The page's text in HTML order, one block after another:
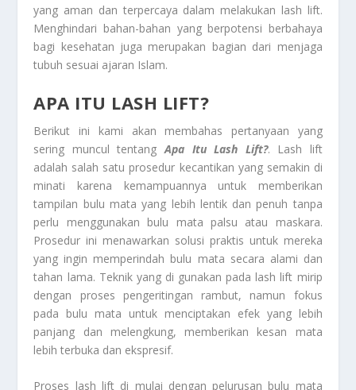
yang aman dan terpercaya dalam melakukan lash lift.
Menghindari bahan-bahan yang berpotensi berbahaya
bagi kesehatan juga merupakan bagian dari menjaga
tubuh sesuai ajaran Islam.
APA ITU LASH LIFT?
Berikut ini kami akan membahas pertanyaan yang
sering muncul tentangApa Itu Lash Lift?. Lash lift
adalah salah satu prosedur kecantikan yang semakin di
minati karena kemampuannya untuk memberikan
tampilan bulu mata yang lebih lentik dan penuh tanpa
perlu menggunakan bulu mata palsu atau maskara.
Prosedur ini menawarkan solusi praktis untuk mereka
yang ingin memperindah bulu mata secara alami dan
tahan lama. Teknik yang di gunakan pada lash lift mirip
dengan proses pengeritingan rambut, namun fokus
pada bulu mata untuk menciptakan efek yang lebih
panjang dan melengkung, memberikan kesan mata
lebih terbuka dan ekspresif.
Proses lash lift di mulai dengan pelurusan bulu mata